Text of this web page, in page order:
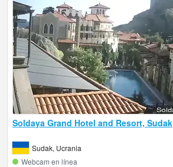
Soldaya Grand Hotel and Resort, Sudak
Sudak, Ucrania
Webcam en línea